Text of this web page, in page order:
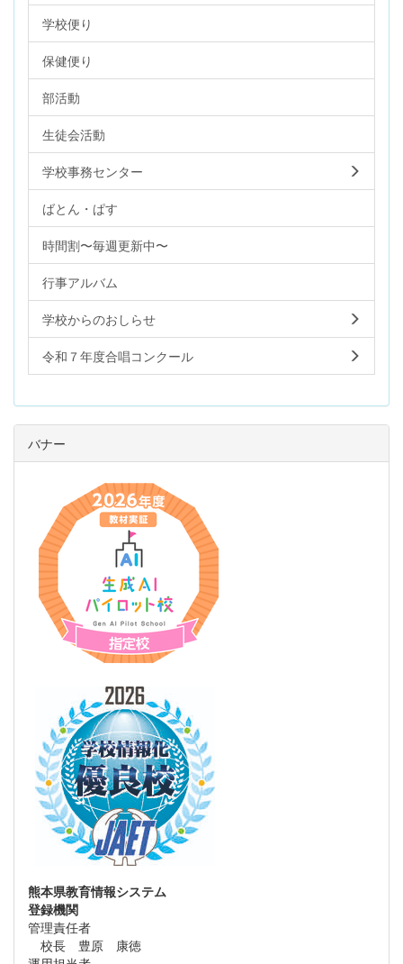
学校便り
保健便り
部活動
生徒会活動
学校事務センター
ばとん・ぱす
時間割〜毎週更新中〜
行事アルバム
学校からのおしらせ
令和７年度合唱コンクール
バナー
熊本県教育情報システム
登録機関
管理責任者
校長 豊原 康徳